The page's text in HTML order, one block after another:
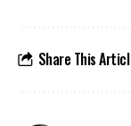
Share This